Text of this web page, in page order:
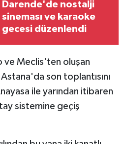
Darende'de nostalji
sineması ve karaoke
gecesi düzenlendi
ve Meclis'ten oluşan
son toplantısını
ile yarından itibaren
sistemine geçiş